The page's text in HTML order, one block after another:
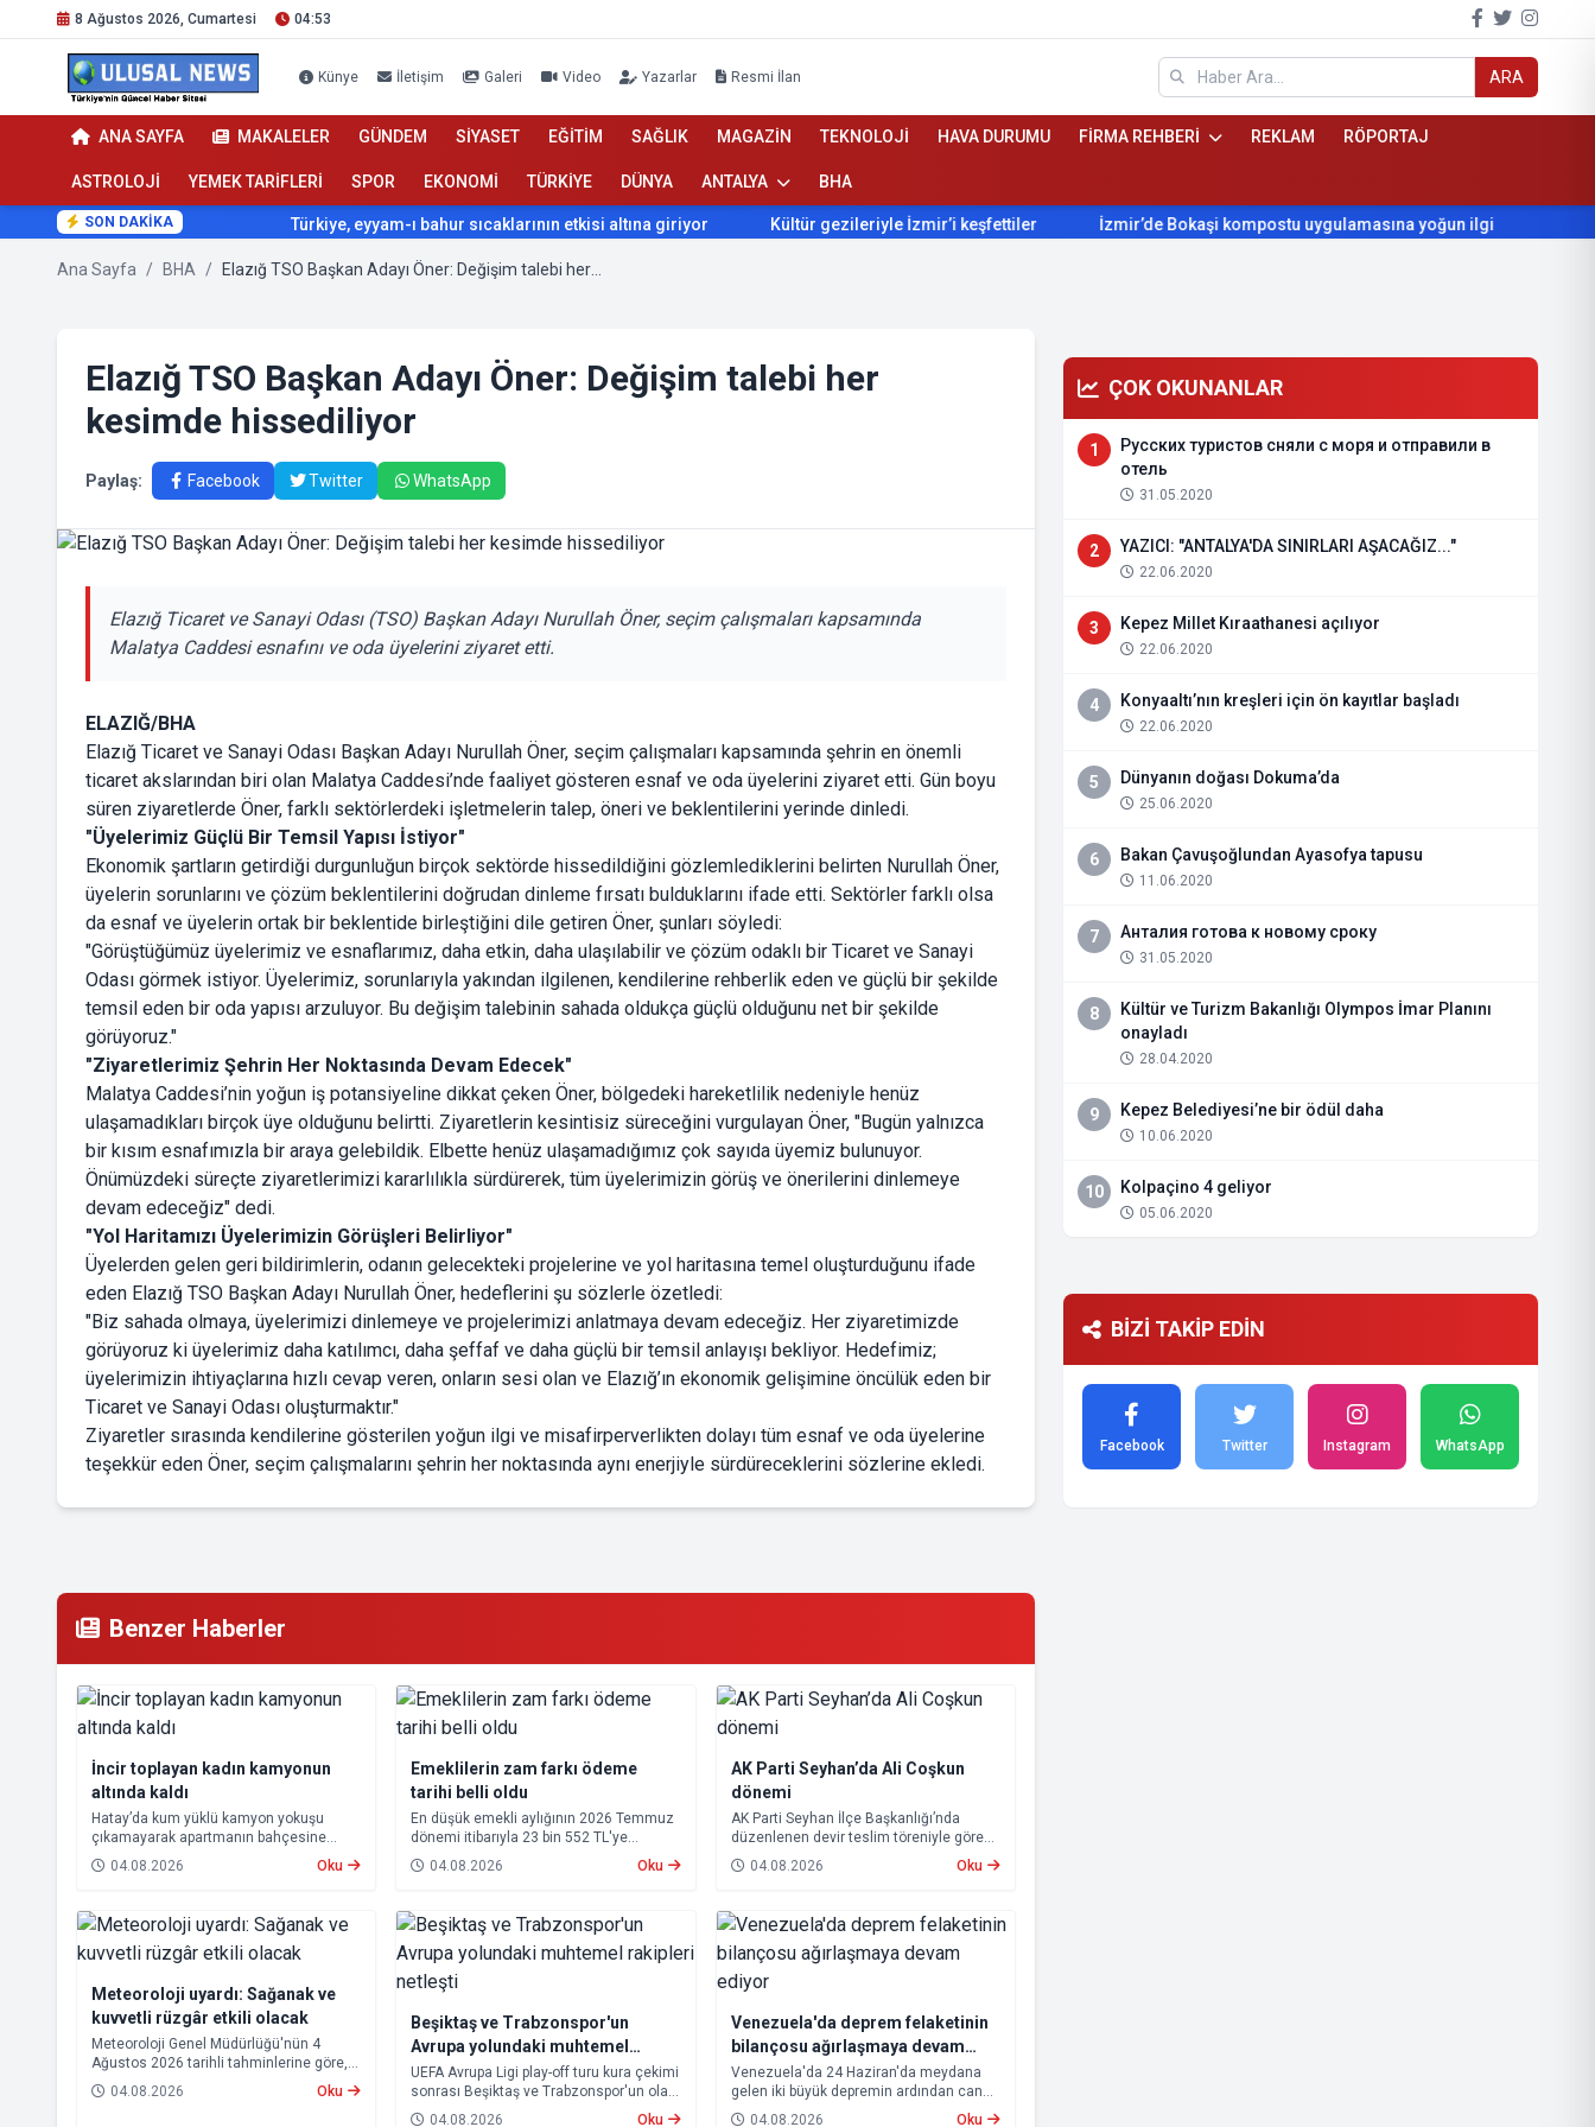
8 Ağustos 2026, Cumartesi 04:53
Künye İletişim Galeri Video Yazarlar Resmi İlan ARA
ANA SAYFA MAKALELER GÜNDEM SİYASET EĞİTİM SAĞLIK MAGAZİN TEKNOLOJİ HAVA DURUMU FİRMA REHBERİ REKLAM RÖPORTAJ
ASTROLOJİ YEMEK TARİFLERİ SPOR EKONOMİ TÜRKİYE DÜNYA ANTALYA BHA
SON DAKİKA Türkiye, eyyam-ı bahur sıcaklarının etkisi altına giriyor Kültür gezileriyle İzmir’i keşfettiler İzmir’de Bokaşi kompostu uygulamasına yoğun ilgi
Ana Sayfa / BHA /
Elazığ TSO Başkan Adayı Öner: Değişim talebi her
kesimde hissediliyor
Paylaş: Facebook Twitter WhatsApp
Elazığ Ticaret ve Sanayi Odası (TSO) Başkan Adayı Nurullah Öner, seçim çalışmaları kapsamında
Malatya Caddesi esnafını ve oda üyelerini ziyaret etti.
ELAZIĞ/BHA
Elazığ Ticaret ve Sanayi Odası Başkan Adayı Nurullah Öner, seçim çalışmaları kapsamında şehrin en önemli
ticaret akslarından biri olan Malatya Caddesi’nde faaliyet gösteren esnaf ve oda üyelerini ziyaret etti. Gün boyu
süren ziyaretlerde Öner, farklı sektörlerdeki işletmelerin talep, öneri ve beklentilerini yerinde dinledi.
"Üyelerimiz Güçlü Bir Temsil Yapısı İstiyor"
Ekonomik şartların getirdiği durgunluğun birçok sektörde hissedildiğini gözlemlediklerini belirten Nurullah Öner,
üyelerin sorunlarını ve çözüm beklentilerini doğrudan dinleme fırsatı bulduklarını ifade etti. Sektörler farklı olsa
da esnaf ve üyelerin ortak bir beklentide birleştiğini dile getiren Öner, şunları söyledi:
"Görüştüğümüz üyelerimiz ve esnaflarımız, daha etkin, daha ulaşılabilir ve çözüm odaklı bir Ticaret ve Sanayi
Odası görmek istiyor. Üyelerimiz, sorunlarıyla yakından ilgilenen, kendilerine rehberlik eden ve güçlü bir şekilde
temsil eden bir oda yapısı arzuluyor. Bu değişim talebinin sahada oldukça güçlü olduğunu net bir şekilde
görüyoruz."
"Ziyaretlerimiz Şehrin Her Noktasında Devam Edecek"
Malatya Caddesi’nin yoğun iş potansiyeline dikkat çeken Öner, bölgedeki hareketlilik nedeniyle henüz
ulaşamadıkları birçok üye olduğunu belirtti. Ziyaretlerin kesintisiz süreceğini vurgulayan Öner, "Bugün yalnızca
bir kısım esnafımızla bir araya gelebildik. Elbette henüz ulaşamadığımız çok sayıda üyemiz bulunuyor.
Önümüzdeki süreçte ziyaretlerimizi kararlılıkla sürdürerek, tüm üyelerimizin görüş ve önerilerini dinlemeye
devam edeceğiz" dedi.
"Yol Haritamızı Üyelerimizin Görüşleri Belirliyor"
Üyelerden gelen geri bildirimlerin, odanın gelecekteki projelerine ve yol haritasına temel oluşturduğunu ifade
eden Elazığ TSO Başkan Adayı Nurullah Öner, hedeflerini şu sözlerle özetledi:
"Biz sahada olmaya, üyelerimizi dinlemeye ve projelerimizi anlatmaya devam edeceğiz. Her ziyaretimizde
görüyoruz ki üyelerimiz daha katılımcı, daha şeffaf ve daha güçlü bir temsil anlayışı bekliyor. Hedefimiz;
üyelerimizin ihtiyaçlarına hızlı cevap veren, onların sesi olan ve Elazığ’ın ekonomik gelişimine öncülük eden bir
Ticaret ve Sanayi Odası oluşturmaktır."
Ziyaretler sırasında kendilerine gösterilen yoğun ilgi ve misafirperverlikten dolayı tüm esnaf ve oda üyelerine
teşekkür eden Öner, seçim çalışmalarını şehrin her noktasında aynı enerjiyle sürdüreceklerini sözlerine ekledi.
Benzer Haberler
İncir toplayan kadın kamyonun
altında kaldı
Hatay’da kum yüklü kamyon yokuşu
çıkamayarak apartmanın bahçesine
devrildi. Kazada kamyonun altında kalan
10 çocuk annesi 65 yaşındaki kadın
04.08.2026 Oku
Emeklilerin zam farkı ödeme
tarihi belli oldu
En düşük emekli aylığının 2026 Temmuz
dönemi itibarıyla 23 bin 552 TL'ye
yükseltilmesi kapsamında oluşan maaş
farkları 7 Ağustos 2026 tarihinde
04.08.2026 Oku
AK Parti Seyhan’da Ali Coşkun
dönemi
AK Parti Seyhan İlçe Başkanlığı’nda
düzenlenen devir teslim töreniyle görevi
devralan Ali Coşkun resmen görevine
başladı. Hizmet vurgusu yapan Coşkun,
metrekaresine sevdalı olmaktır” dedi.
04.08.2026 Oku
Meteoroloji uyardı: Sağanak ve
kuvvetli rüzgâr etkili olacak
Meteoroloji Genel Müdürlüğü'nün 4
Ağustos 2026 tarihli tahminlerine göre,
yurdun kuzey kesimleri ile Akdeniz'in iç
bölgelerinde yer yer sağanak ve gök
04.08.2026 Oku
Beşiktaş ve Trabzonspor'un
Avrupa yolundaki muhtemel
rakipleri netleşti
UEFA Avrupa Ligi play-off turu kura çekimi
sonrası Beşiktaş ve Trabzonspor'un olası
rakipleri belli oldu. Avrupa kupalarında
04.08.2026 Oku
Venezuela'da deprem felaketinin
bilançosu ağırlaşmaya devam
ediyor
Venezuela'da 24 Haziran'da meydana
gelen iki büyük depremin ardından can
kaybı artmaya devam ediyor.
04.08.2026 Oku
ÇOK OKUNANLAR
1
Русских туристов сняли с моря и отправили в
отель
31.05.2020
2 YAZICI: "ANTALYA'DA SINIRLARI AŞACAĞIZ..."
22.06.2020
3 Kepez Millet Kıraathanesi açılıyor
22.06.2020
4 Konyaaltı’nın kreşleri için ön kayıtlar başladı
22.06.2020
5 Dünyanın doğası Dokuma’da
25.06.2020
6 Bakan Çavuşoğlundan Ayasofya tapusu
11.06.2020
7 Анталия готова к новому сроку
31.05.2020
8
Kültür ve Turizm Bakanlığı Olympos İmar Planını
onayladı
28.04.2020
9 Kepez Belediyesi’ne bir ödül daha
10.06.2020
10 Kolpaçino 4 geliyor
05.06.2020
BİZİ TAKİP EDİN
Facebook Twitter Instagram WhatsApp